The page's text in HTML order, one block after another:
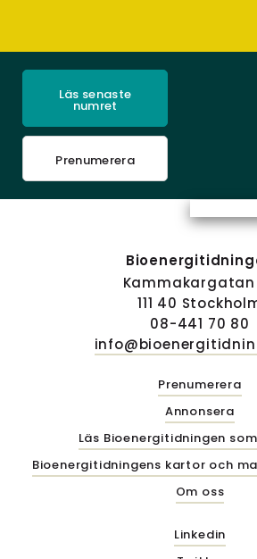
Läs senaste
numret
Prenumerera
Kammakargatan
111 40
08-441 70 80
Prenumerera
Annonsera
Läs Bioenergitidningen
Bioenergitidningens kartor och
Om oss
Linkedin